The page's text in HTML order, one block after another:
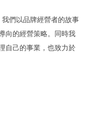
們以品牌經營者的故事
向的經營策略。同時我
自己的事業，也致力於